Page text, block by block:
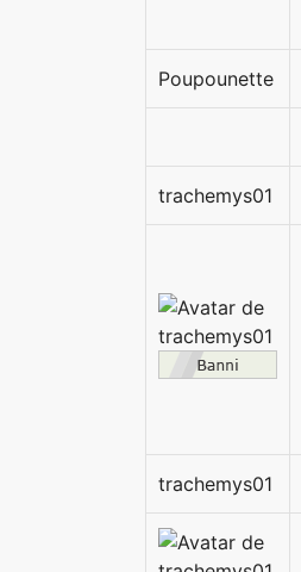
Poupounette
trachemys01
trachemys01